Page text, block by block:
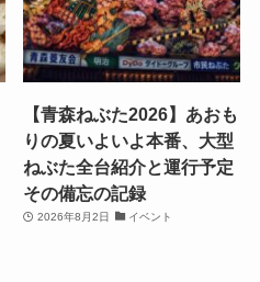
【青森ねぶた2026】あおも
りの夏いよいよ本番、大型
ねぶた全台紹介と運行予定
その備忘の記録
2026年8月2日 イベント